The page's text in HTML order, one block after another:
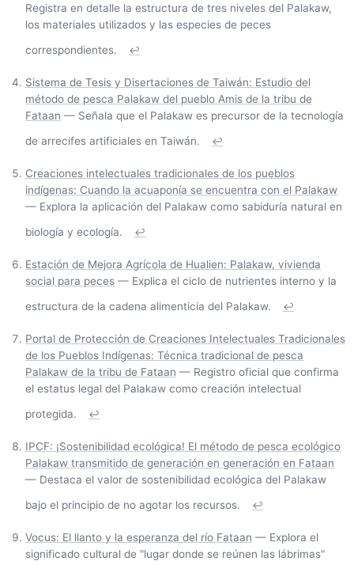
Registra en detalle la estructura de tres niveles del Palakaw,
los materiales utilizados y las especies de peces
correspondientes.
↩
Sistema de Tesis y Disertaciones de Taiwán: Estudio del
método de pesca Palakaw del pueblo Amis de la tribu de
Fataan — Señala que el Palakaw es precursor de la tecnología
de arrecifes artificiales en Taiwán.
↩
Creaciones intelectuales tradicionales de los pueblos
indígenas: Cuando la acuaponía se encuentra con el Palakaw
— Explora la aplicación del Palakaw como sabiduría natural en
biología y ecología.
↩
Estación de Mejora Agrícola de Hualien: Palakaw, vivienda
social para peces — Explica el ciclo de nutrientes interno y la
estructura de la cadena alimenticia del Palakaw.
↩
Portal de Protección de Creaciones Intelectuales Tradicionales
de los Pueblos Indígenas: Técnica tradicional de pesca
Palakaw de la tribu de Fataan — Registro oficial que confirma
el estatus legal del Palakaw como creación intelectual
protegida.
↩
IPCF: ¡Sostenibilidad ecológica! El método de pesca ecológico
Palakaw transmitido de generación en generación en Fataan
— Destaca el valor de sostenibilidad ecológica del Palakaw
bajo el principio de no agotar los recursos.
↩
Vocus: El llanto y la esperanza del río Fataan — Explora el
significado cultural de "lugar donde se reúnen las lábrimas"